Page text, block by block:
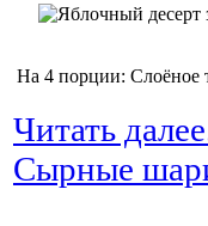
На 4 порции: Слоёное
Читать
Сырные